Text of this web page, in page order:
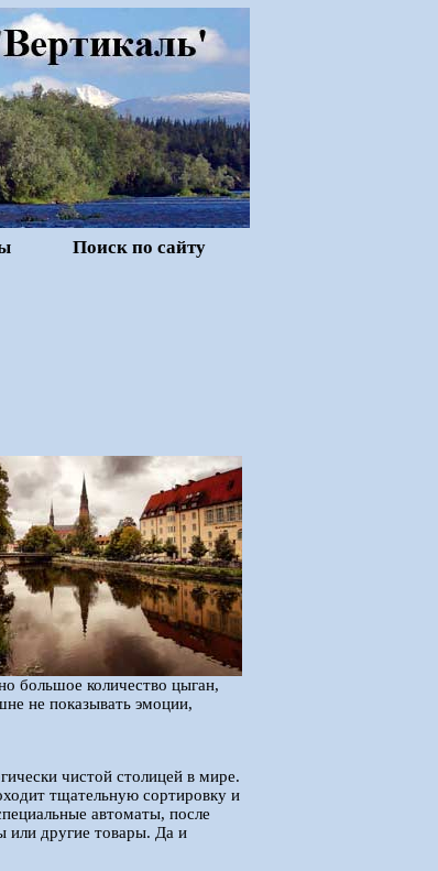
Поиск по сайту
большое количество цыган,
не показывать эмоции,
чистой столицей в мире.
тщательную сортировку и
автоматы, после
или другие товары. Да и